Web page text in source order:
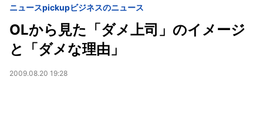
ニュースpickupビジネスのニュース
OLから見た「ダメ上司」のイメージ
と「ダメな理由」
2009.08.20 19:28